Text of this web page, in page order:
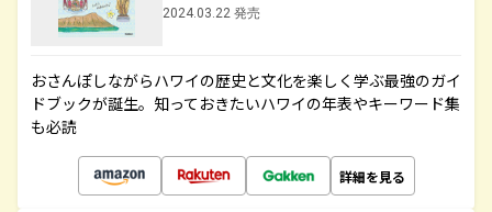
2024.03.22 発売
おさんぽしながらハワイの歴史と文化を楽しく学ぶ最強のガイ
ドブックが誕生。知っておきたいハワイの年表やキーワード集
も必読
詳細を見る